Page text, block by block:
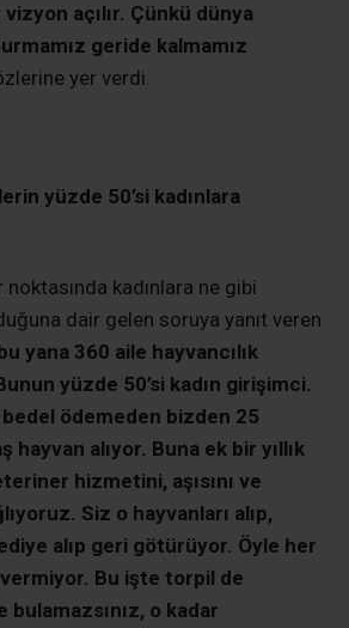
açılır. Çünkü dünya
geride kalmamız
yer verdi.
yüzde 50’si kadınlara
kadınlara ne gibi
dair gelen soruya yanıt veren
yana 360 aile hayvancılık
yüzde 50’si kadın girişimci.
bedel ödemeden bizden 25
hayvan alıyor. Buna ek bir yıllık
hizmetini, aşısını ve
Siz o hayvanları alıp,
alıp geri götürüyor. Öyle her
Bu işte torpil de
o kadar